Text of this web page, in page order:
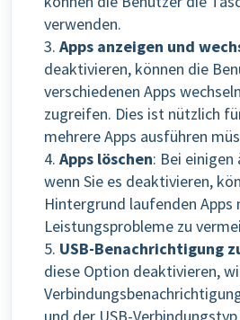
verwenden.
3. Apps anzeigen und
deaktivieren, können die
verschiedenen Apps
zugreifen. Dies ist nützlich
mehrere Apps ausführen
4. Apps löschen: Bei
wenn Sie es deaktivieren,
Hintergrund laufenden Apps
Leistungsprobleme zu
5. USB-Benachrichtigung
diese Option deaktivieren,
und der USB-